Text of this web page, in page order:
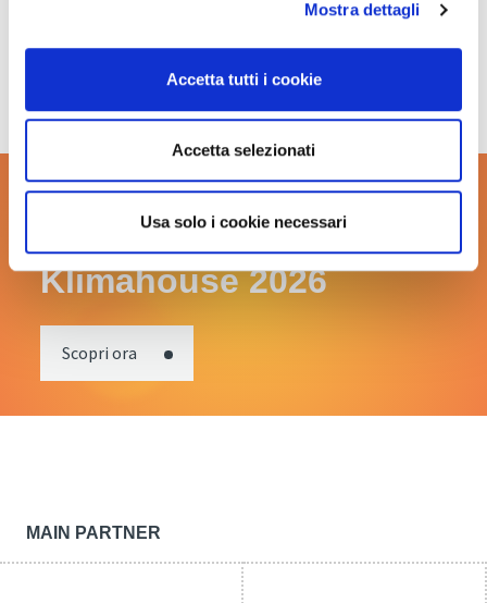
Mostra dettagli
Accetta tutti i cookie
Accetta selezionati
Usa solo i cookie necessari
basata su archetipi edilizi
Scopri tutti gli eventi in
programma a
Klimahouse 2026
Scopri ora
MAIN PARTNER